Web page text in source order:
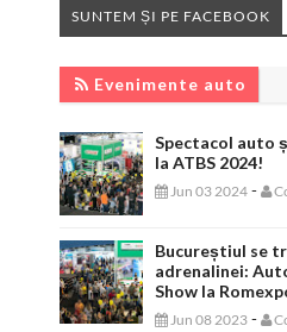
SUNTEM ȘI PE FACEBOOK
Evenimente auto
Spectacol auto
la ATBS 2024!
Jun 03 2024 -
Bucureștiul se
adrenalinei:
Show la
Jun 08 2023 -